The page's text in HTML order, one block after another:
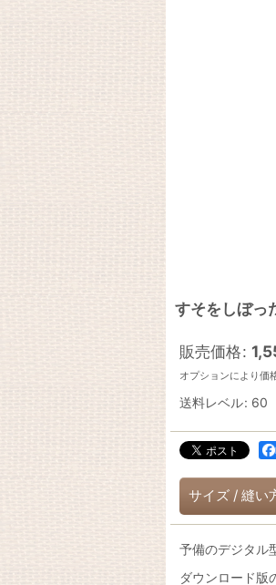
すそをしぼっ
販売価格:
オプションにより価
送料レベル: 60
サイズ / 縫い
予備のデジタル
ダウンロード版